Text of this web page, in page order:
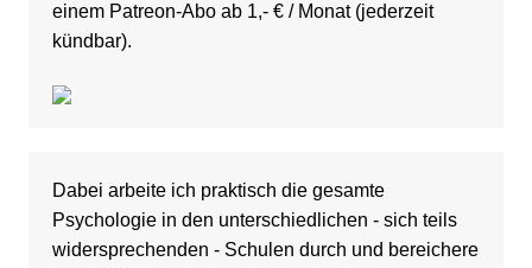
einem Patreon-Abo ab 1,- € / Monat (jederzeit
kündbar).
Dabei arbeite ich praktisch die gesamte
Psychologie in den unterschiedlichen - sich teils
widersprechenden - Schulen durch und bereichere